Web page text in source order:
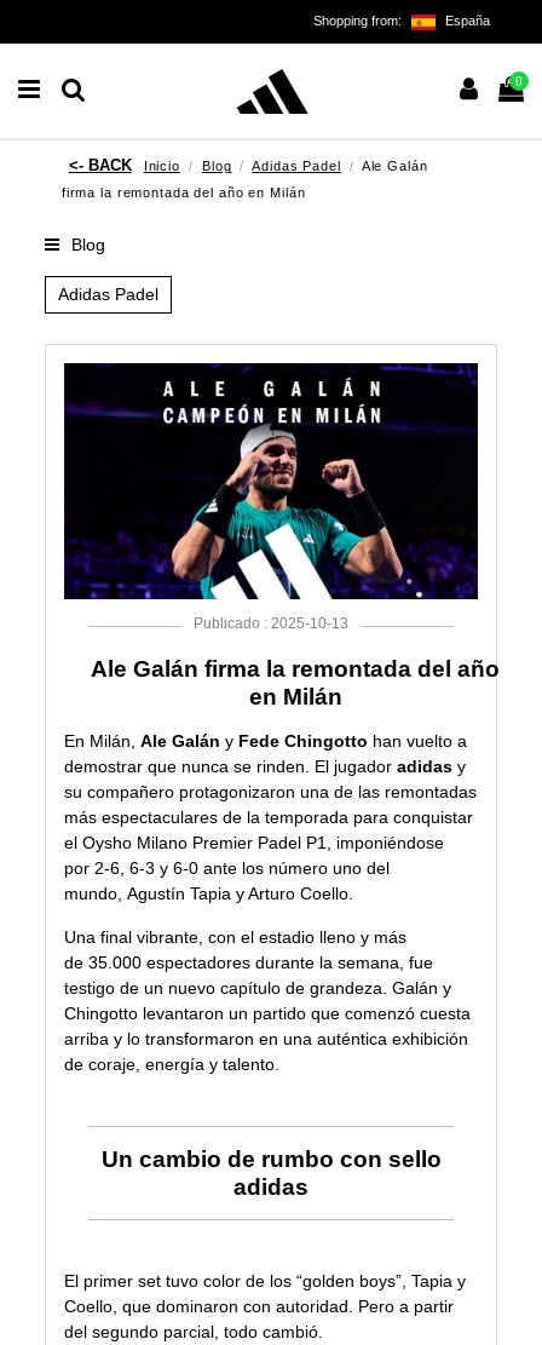
Shopping from: España
0
Inicio Blog Adidas Padel
Ale Galán
firma la remontada del año en Milán
Blog
Adidas Padel
Publicado : 2025-10-13
Ale Galán firma la remontada del año
en Milán
En Milán,Ale Galán y Fede Chingotto han vuelto a
demostrar que nunca se rinden. El jugadoradidas y
su compañero protagonizaron una de las remontadas
más espectaculares de la temporada para conquistar
el Oysho Milano Premier Padel P1, imponiéndose
por 2-6, 6-3 y 6-0 ante los número uno del
mundo, Agustín Tapia y Arturo Coello.
Una final vibrante, con el estadio lleno y más
de 35.000 espectadores durante la semana, fue
testigo de un nuevo capítulo de grandeza. Galán y
Chingotto levantaron un partido que comenzó cuesta
arriba y lo transformaron en una auténtica exhibición
de coraje, energía y talento.
Un cambio de rumbo con sello
adidas
El primer set tuvo color de los “golden boys”, Tapia y
Coello, que dominaron con autoridad. Pero a partir
del segundo parcial, todo cambió.